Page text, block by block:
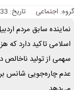
گروه: اجتماعی تاریخ: 20:33 :: 2017/12/10
نماینده سابق مردم
اسلامی تاکید دارد که
سهمی از تولید ناخالص
عدم چاره‌جویی شانس